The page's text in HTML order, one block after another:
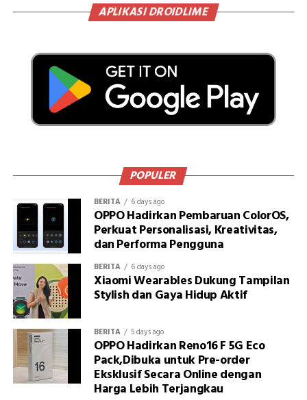
APLIKASI DROIDLIME
POPULER
BERITA 6 days ago
OPPO Hadirkan Pembaruan ColorOS,
Perkuat Personalisasi, Kreativitas,
dan Performa Pengguna
BERITA 6 days ago
Xiaomi Wearables Dukung Tampilan
Stylish dan Gaya Hidup Aktif
BERITA 5 days ago
OPPO Hadirkan Reno16 F 5G Eco
Pack,Dibuka untuk Pre-order
Eksklusif Secara Online dengan
Harga Lebih Terjangkau